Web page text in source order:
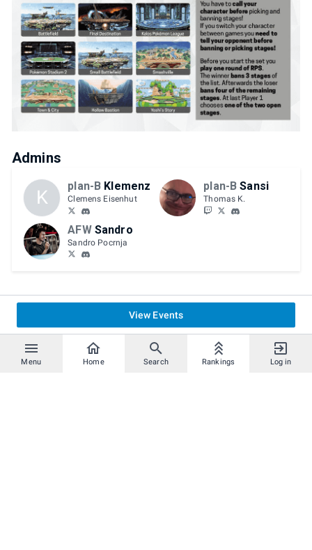
Menu Home Search Rankings Log in
Admins
K plan-B Klemenz
Clemens Eisenhut
plan-B Sansi
Thomas K.
AFW Sandro
Sandro Pocrnja
View Events